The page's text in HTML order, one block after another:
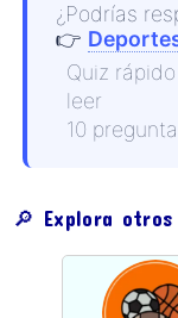
¿Podrías
👉
Quiz
leer
10
🔎 Explora